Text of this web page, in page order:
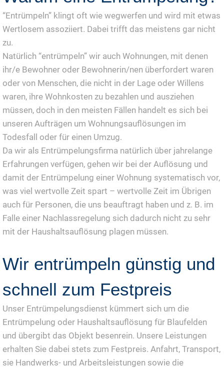
“Entrümpeln” klingt oft wie wegwerfen und wird mit etwas
Wertlosem assoziiert. Dabei trifft das meistens gar nicht
zu.
Natürlich “entrümpeln” wir auch Wohnungen, mit denen
ihr/e Bewohner oder Bewohnerin/nen überfordert waren
oder von Menschen, die nicht in der Lage oder Willens
waren, ihre Wohnkosten zu bezahlen und ausziehen
müssen, doch in den meisten Fällen handelt es sich bei
unseren Aufträgen um Wohnungsauflösungen im
Todesfall oder für einen Umzug.
Da wir als Entrümpelungsfirma natürlich über jahrelange
Erfahrungen verfügen, gehen wir bei der Auflösung und
damit der Entrümpelung einer Wohnung systematisch vor,
was viel wertvolle Zeit spart – wertvolle Zeit im Übrigen
auch für Personen, die uns beauftragt haben und z. B. im
Falle einer Nachlassregelung sich dadurch nicht zu sehr
mit der Haushaltsauflösung plagen müssen.
Wir entrümpeln günstig und
schnell zum Festpreis
Unser Entrümpelungsdienst kümmert sich um die
Entrümpelung oder Haushaltsauflösung für Blaufelden
und übergibt das Objekt besenrein. Unsere Leistungen
erhalten Sie dabei stets zum Festpreis. Anfahrt, Transport,
sie Handwerks- und Arbeitsleistungen sowie die